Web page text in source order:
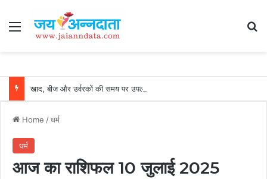
Menu
Home /धर्म
धर्म
आज का राशिफल 10 जुलाई 2025